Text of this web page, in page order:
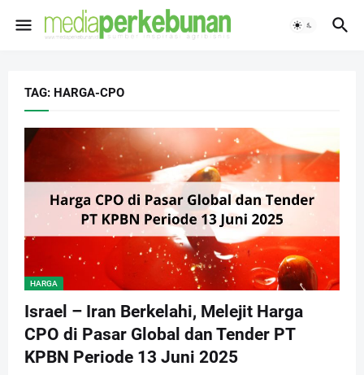
TAG: HARGA-CPO
HARGA
Israel – Iran Berkelahi, Melejit Harga
CPO di Pasar Global dan Tender PT
KPBN Periode 13 Juni 2025